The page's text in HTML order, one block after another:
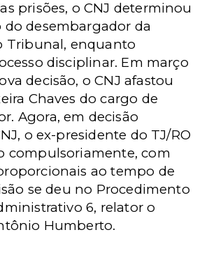
prisões, o CNJ determinou
desembargador da
Tribunal, enquanto
disciplinar. Em março
decisão, o CNJ afastou
Chaves do cargo de
Agora, em decisão
o ex-presidente do TJ/RO
compulsoriamente, com
ao tempo de
se deu no Procedimento
6, relator o
Humberto.